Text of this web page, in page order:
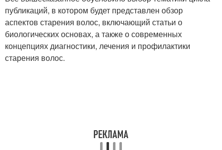
публикаций, в котором будет представлен обзор
аспектов старения волос, включающий статьи о
биологических основах, а также о современных
концепциях диагностики, лечения и профилактики
старения волос.